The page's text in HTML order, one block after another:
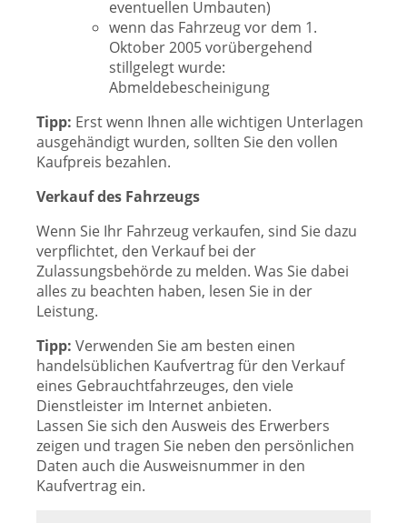
eventuellen Umbauten)
wenn das Fahrzeug vor dem 1.
Oktober 2005 vorübergehend
stillgelegt wurde:
Abmeldebescheinigung
Tipp: Erst wenn Ihnen alle wichtigen Unterlagen
ausgehändigt wurden, sollten Sie den vollen
Kaufpreis bezahlen.
Verkauf des Fahrzeugs
Wenn Sie Ihr Fahrzeug verkaufen, sind Sie dazu
verpflichtet, den Verkauf bei der
Zulassungsbehörde zu melden. Was Sie dabei
alles zu beachten haben, lesen Sie in der
Leistung.
Tipp: Verwenden Sie am besten einen
handelsüblichen Kaufvertrag für den Verkauf
eines Gebrauchtfahrzeuges, den viele
Dienstleister im Internet anbieten.
Lassen Sie sich den Ausweis des Erwerbers
zeigen und tragen Sie neben den persönlichen
Daten auch die Ausweisnummer in den
Kaufvertrag ein.